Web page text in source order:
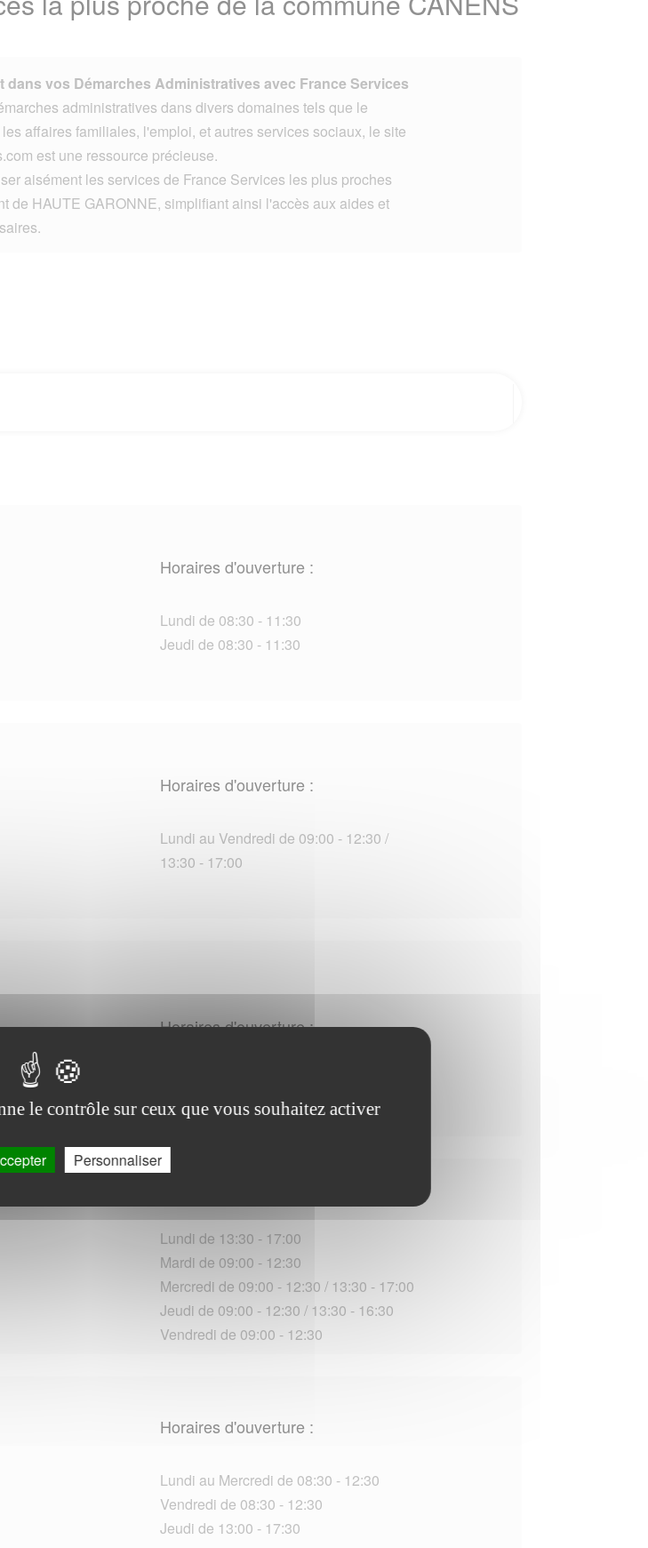
dans vos Démarches Administratives avec France Services
administratives dans divers domaines tels que le
affaires familiales, l'emploi, et autres services sociaux, le site
est une ressource précieuse.
aisément les services de France Services les plus proches
de HAUTE GARONNE, simplifiant ainsi l'accès aux aides et
Horaires d'ouverture :
Lundi de 08:30 - 11:30
Jeudi de 08:30 - 11:30
Horaires d'ouverture :
Lundi au Vendredi de 09:00 - 12:30 /
13:30 - 17:00
Horaires d'ouverture :
Lundi de 13:30 - 17:00
Mardi de 09:00 - 12:30
Mercredi de 09:00 - 12:30 / 13:30 - 17:00
Jeudi de 09:00 - 12:30 / 13:30 - 16:30
Vendredi de 09:00 - 12:30
Horaires d'ouverture :
Lundi au Mercredi de 08:30 - 12:30
Vendredi de 08:30 - 12:30
Jeudi de 13:00 - 17:30
le contrôle sur ceux que vous souhaitez activer
Personnaliser